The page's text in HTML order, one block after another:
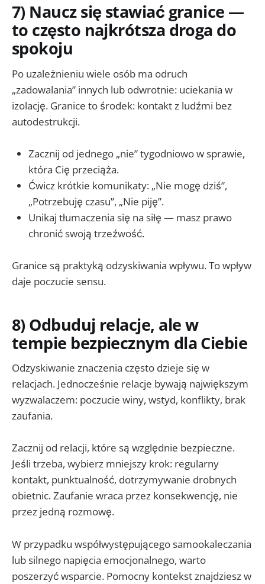
7) Naucz się stawiać granice —
to często najkrótsza droga do
spokoju
Po uzależnieniu wiele osób ma odruch
„zadowalania” innych lub odwrotnie: uciekania w
izolację. Granice to środek: kontakt z ludźmi bez
autodestrukcji.
Zacznij od jednego „nie” tygodniowo w sprawie,
która Cię przeciąża.
Ćwicz krótkie komunikaty: „Nie mogę dziś”,
„Potrzebuję czasu”, „Nie piję”.
Unikaj tłumaczenia się na siłę — masz prawo
chronić swoją trzeźwość.
Granice są praktyką odzyskiwania wpływu. To wpływ
daje poczucie sensu.
8) Odbuduj relacje, ale w
tempie bezpiecznym dla Ciebie
Odzyskiwanie znaczenia często dzieje się w
relacjach. Jednocześnie relacje bywają największym
wyzwalaczem: poczucie winy, wstyd, konflikty, brak
zaufania.
Zacznij od relacji, które są względnie bezpieczne.
Jeśli trzeba, wybierz mniejszy krok: regularny
kontakt, punktualność, dotrzymywanie drobnych
obietnic. Zaufanie wraca przez konsekwencję, nie
przez jedną rozmowę.
W przypadku współwystępującego samookaleczania
lub silnego napięcia emocjonalnego, warto
poszerzyć wsparcie. Pomocny kontekst znajdziesz w